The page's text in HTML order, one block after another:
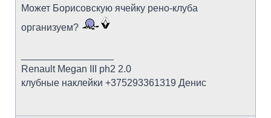
Может Борисовскую ячейку рено-клуба
организуем?
Renault Megan III ph2 2.0
клубные наклейки +375293361319 Денис